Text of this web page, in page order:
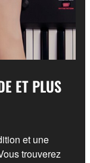
ET PLUS
et une
trouverez